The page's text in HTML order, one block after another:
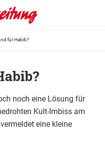
für Habib?
noch eine Lösung für
Kult-Imbiss am
eine kleine